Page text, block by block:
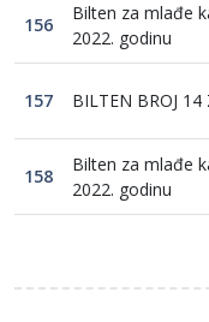
156
Bilten za mlađe
2022. godinu
157 BILTEN BROJ
158
Bilten za mlađe
2022. godinu